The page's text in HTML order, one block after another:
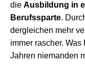
die Ausbildung in
Berufssparte.
dergleichen mehr
immer rascher.
Jahren niemanden